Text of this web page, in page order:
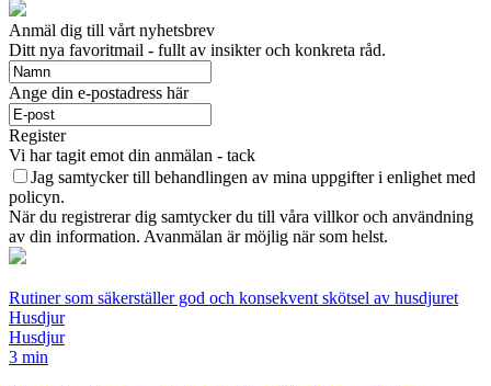
Anmäl dig till vårt nyhetsbrev
Ditt nya favoritmail - fullt av insikter och konkreta råd.
Ange din e-postadress här
Register
Vi har tagit emot din anmälan - tack
Jag samtycker till behandlingen av mina uppgifter i enlighet med
policyn.
När du registrerar dig samtycker du till våra villkor och användning
av din information. Avanmälan är möjlig när som helst.
Rutiner som säkerställer god och konsekvent skötsel av husdjuret
Husdjur
Husdjur
3 min